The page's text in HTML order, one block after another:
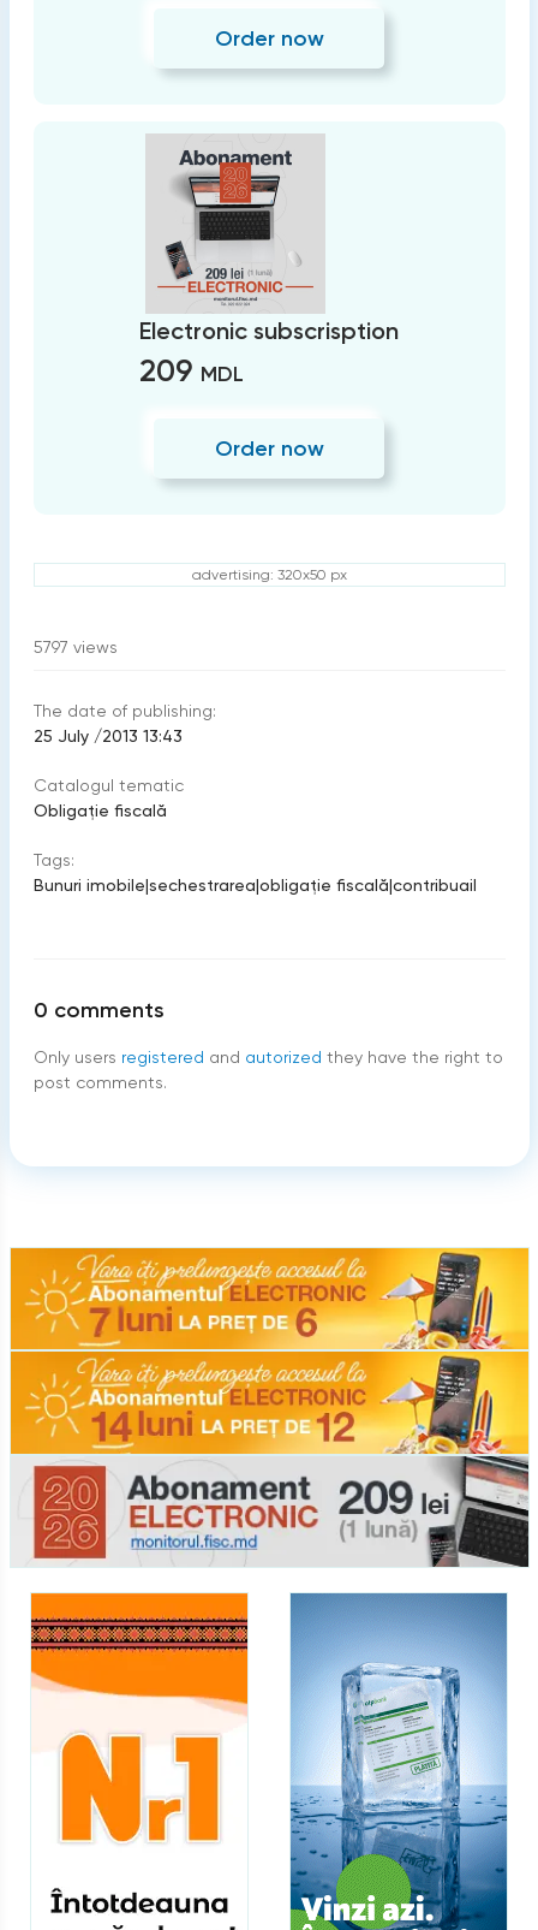
Order now
Electronic subscrisption
209 MDL
Order now
advertising: 320x50 px
5797 views
The date of publishing:
25 July /2013 13:43
Catalogul tematic
Obligație fiscală
Tags:
Bunuri imobile|sechestrarea|obligaţie fiscală|contribuail
0 comments
Only users registered and autorized they have the right to
post comments.